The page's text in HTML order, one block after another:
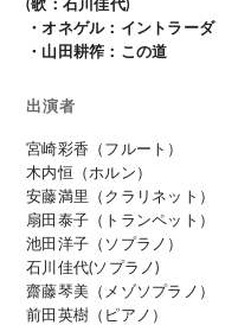
(歌：石川佳代)
・オネゲル：イントラーダ
・山田耕筰：この道
出演者
宮崎彩香（フルート）
木内恒（ホルン）
安藤満里（クラリネット）
扇田泰子（トランペット）
池田洋子（ソプラノ）
石川佳代(ソプラノ)
齋藤琴美（メゾソプラノ）
前田英樹（ピアノ）